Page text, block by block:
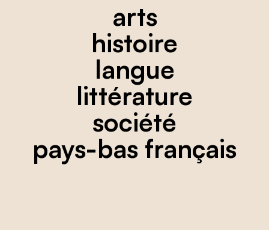
arts
histoire
langue
littérature
société
pays-bas français